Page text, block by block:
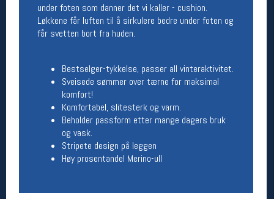
under foten som danner det vi kaller - cushion.
Løkkene får luften til å sirkulere bedre under foten og
får svetten bort fra huden.
Bestselger-tykkelse, passer all vinteraktivitet.
Sveisede sømmer over tærne for maksimal
komfort!
Komfortabel, slitesterk og varm.
Beholder passform etter mange dagers bruk
og vask.
Stripete design på leggen
Høy prosentandel Merino-ull
Åpningstider butikk
Man-Fredag:
Team Oslo Sportslager
Magasinet
Medlemstilbud og aktiviteter
MELD DEG INN GRATIS